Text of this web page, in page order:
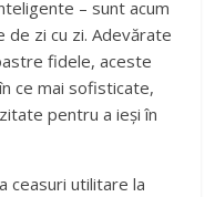
– sunt acum
zi cu zi. Adevărate
fidele, aceste
ce mai sofisticate,
pentru a ieși în
ceasuri utilitare la